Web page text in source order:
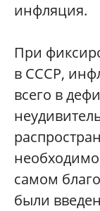
инфляция.
При
в СССР,
всего в
самом
были